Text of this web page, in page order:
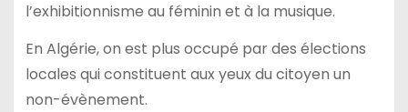
l’exhibitionnisme au féminin et à la musique.
En Algérie, on est plus occupé par des élections
locales qui constituent aux yeux du citoyen un
non-évènement.